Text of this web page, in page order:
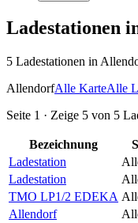
Ladestationen
5 Ladestationen in
AllendorfAlle KarteAlle
Seite 1 · Zeige 5 von 5
Bezeichnung
Ladestation
Ladestation
TMO LP1/2 EDEKA
Allendorf